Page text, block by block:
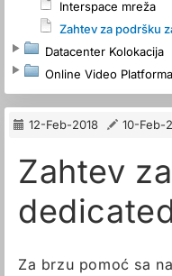
Interspace mreža
Zahtev za podršku
Datacenter Kolokacija
Online Video Platforma
12-Feb-2018 10-Feb-
Zahtev
Za brzu pomoć sa